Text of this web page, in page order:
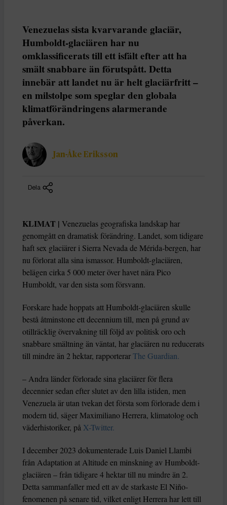
Venezuelas sista kvarvarande glaciär,
Humboldt-glaciären har nu
omklassificerats till ett isfält efter att ha
smält snabbare än förutspått. Detta
innebär att landet nu är helt glaciärfritt –
en milstolpe som speglar den globala
klimatförändringens alarmerande
påverkan.
Jan-Åke Eriksson
Dela
KLIMAT | Venezuelas geografiska landskap har
genomgått en dramatisk förändring. Landet, som tidigare
haft sex glaciärer i Sierra Nevada de Mérida-bergen, har
nu förlorat alla sina ismassor. Humboldt-glaciären,
belägen cirka 5 000 meter över havet nära Pico
Humboldt, var den sista som försvann.
Forskare hade hoppats att Humboldt-glaciären skulle
bestå åtminstone ett decennium till, men på grund av
otillräcklig övervakning till följd av politisk oro och
snabbare smältning än väntat, har glaciären nu reducerats
till mindre än 2 hektar, rapporterarThe Guardian.
– Andra länder förlorade sina glaciärer för flera
decennier sedan efter slutet av den lilla istiden, men
Venezuela är utan tvekan det första som förlorade dem i
modern tid, säger Maximiliano Herrera, klimatolog och
väderhistoriker, på X-Twitter.
I december 2023 dokumenterade Luis Daniel Llambi
från Adaptation at Altitude en minskning av Humboldt-
glaciären – från tidigare 4 hektar till nu mindre än 2.
Detta sammanfaller med ett av de starkaste El Niño-
fenomenen på senare tid, vilket enligt Herrera har lett till